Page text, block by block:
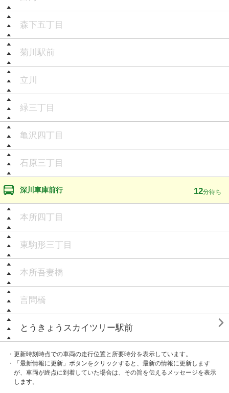
森下五丁目
菊川駅前
立川
緑三丁目
亀沢四丁目
石原三丁目
深川車庫前行 12分待ち
本所四丁目
東駒形三丁目
本所吾妻橋
言問橋
とうきょうスカイツリー駅前 
・更新時刻時点での車両の走行位置と所要時分を表示しています。
・「最新情報に更新」ボタンをクリックすると、最新の情報に更新します
が、車両が終点に到着していた場合は、その旨を伝えるメッセージを表示
します。